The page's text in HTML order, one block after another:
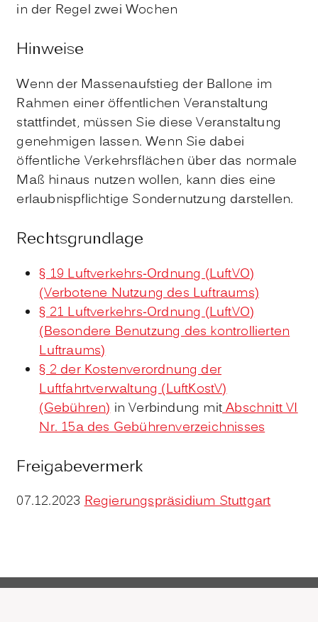
in der Regel zwei Wochen
Hinweise
Wenn der Massenaufstieg der Ballone im
Rahmen einer öffentlichen Veranstaltung
stattfindet, müssen Sie diese Veranstaltung
genehmigen lassen. Wenn Sie dabei
öffentliche Verkehrsflächen über das normale
Maß hinaus nutzen wollen, kann dies eine
erlaubnispflichtige Sondernutzung darstellen.
Rechtsgrundlage
§ 19 Luftverkehrs-Ordnung (LuftVO)
(Verbotene Nutzung des Luftraums)
§ 21 Luftverkehrs-Ordnung (LuftVO)
(Besondere Benutzung des kontrollierten
Luftraums)
§ 2 der Kostenverordnung der
Luftfahrtverwaltung (LuftKostV)
(Gebühren)in Verbindung mitAbschnitt VI
Nr. 15a des Gebührenverzeichnisses
Freigabevermerk
07.12.2023 Regierungspräsidium Stuttgart